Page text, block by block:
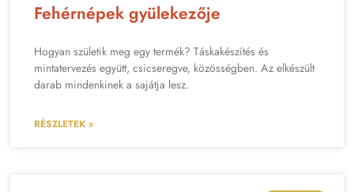
Fehérnépek gyülekezője
Hogyan születik meg egy termék? Táskakészítés és
mintatervezés együtt, csicseregve, közösségben. Az elkészült
darab mindenkinek a sajátja lesz.
RÉSZLETEK »